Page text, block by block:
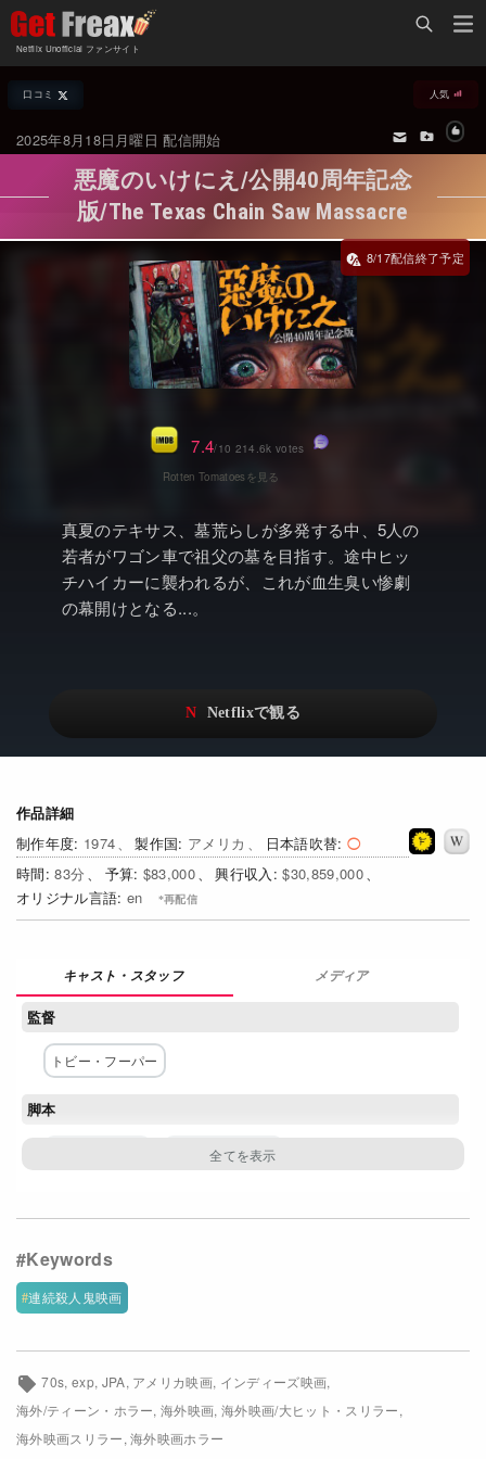
Netflix Unofficial ファンサイト
Netflix新着作品
オールジャンル
海外ドラマ・シリーズ
海外映画
国内TV番組・ドラマ
国内映画
アジアTV番組・ドラマ
アジア映画
ドキュメンタリー
Netflixオリジナル作品
その他の国のTV番組
配信終了予定の作品
海外ドラマ・ラインナップ
Netflix 全作品ラインナップ
Netflix配信作品カスタム検索
トレンド
VOD 総合作品情報
Netflix・VOD総合News
Watchlistへ
Netflix Video
Netflix 高い評価の海外作品
Watchlist
Netflixコース別料金プラン
口コミ 人気
2025年8月18日月曜日 配信開始
悪魔のいけにえ/公開40周年記念
版/The Texas Chain Saw Massacre
真夏のテキサス、墓荒らしが多発する中、5人の
若者がワゴン車で祖父の墓を目指す。途中ヒッ
チハイカーに襲われるが、これが血生臭い惨劇
の幕開けとなる...。
作品詳細
1974
アメリカ
日本語吹替
83
$83,000
$30,859,000
en
7.4/10 214.6k votes
メディア
監督
トビー・フーパー
脚本
トビー・フーパー
ポール・A・パーテイン
ジョン・ヘンリー・フォーク
連続殺人鬼映画
8/17
70s exp JPA アメリカ映画 インディーズ映画
海外/ティーン・ホラー 海外映画 海外映画/大ヒット・スリラー
海外映画スリラー 海外映画ホラー